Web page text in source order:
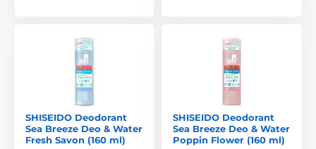
SHISEIDO Deodorant
Sea Breeze Deo & Water
Fresh Savon (160 ml)
SHISEIDO Deodorant
Sea Breeze Deo & Water
Poppin Flower (160 ml)